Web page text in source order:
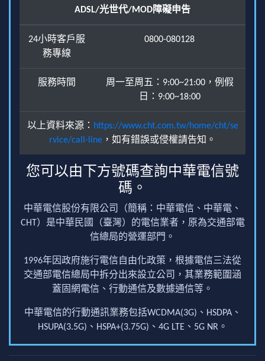
ADSL/光世代/MOD障礙申告
24小時客戶服
務專線
0800-080128
服務時間
周一至周五：9:00~21:00，例假
日：9:00~18:00
以上資料來源： https://www.cht.com.tw/home/cht/se
rvice/call-line ，如有錯誤或侵權請告知。
您可以由下方號碼查詢中華電信號
碼。
中華電信股份有限公司（簡稱：中華電信、中華電、
CHT）是中華民國（臺灣）的電信業者，原為交通部電
信總局的營運部門。
1996年因政府施行電信自由化政策，根據電信三法從
交通部電信總局中拆分出來設立公司，其業務範圍涵
蓋固網電信、行動通信及數據通信等。
中華電信的行動通訊業務包括WCDMA(3G)、HSDPA、
HSUPA(3.5G)、HSPA+(3.75G)、4G LTE、5G NR。